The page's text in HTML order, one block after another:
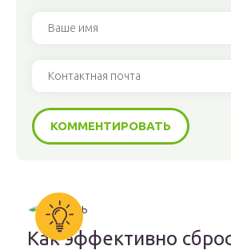
Как эффективно